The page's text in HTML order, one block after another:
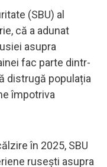
(SBU) al
că a adunat
asupra
fac parte dintr-
distrugă populația
împotriva
în 2025, SBU
rusești asupra